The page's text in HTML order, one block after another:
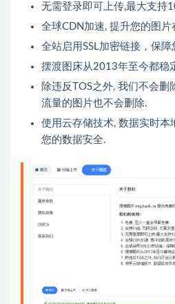
无需登录即可上传,最大支持
全球CDN加速, 提升您的图片
全站启用SSL加密链接，保障
摆渡图床从2013年至今都稳
除违反TOS之外, 我们不会
流量的图片也不会删除.
使用云存储技术, 数据实时本
您的数据安全.